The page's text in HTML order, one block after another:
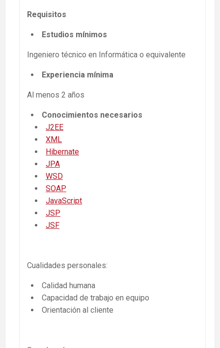
Requisitos
Estudios mínimos
Ingeniero técnico en Informática o equivalente
Experiencia mínima
Al menos 2 años
Conocimientos necesarios
J2EE
XML
Hibernate
JPA
WSD
SOAP
JavaScript
JSP
JSF
Cualidades personales:
Calidad humana
Capacidad de trabajo en equipo
Orientación al cliente